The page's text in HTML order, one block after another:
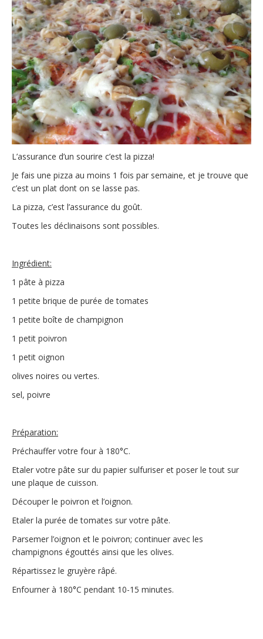
L’assurance d’un sourire c’est la pizza!
Je fais une pizza au moins 1 fois par semaine, et je trouve que
c’est un plat dont on se lasse pas.
La pizza, c’est l’assurance du goût.
Toutes les déclinaisons sont possibles.
Ingrédient:
1 pâte à pizza
1 petite brique de purée de tomates
1 petite boîte de champignon
1 petit poivron
1 petit oignon
olives noires ou vertes.
sel, poivre
Préparation:
Préchauffer votre four à 180°C.
Etaler votre pâte sur du papier sulfuriser et poser le tout sur
une plaque de cuisson.
Découper le poivron et l’oignon.
Etaler la purée de tomates sur votre pâte.
Parsemer l’oignon et le poivron; continuer avec les
champignons égouttés ainsi que les olives.
Répartissez le gruyère râpé.
Enfourner à 180°C pendant 10-15 minutes.